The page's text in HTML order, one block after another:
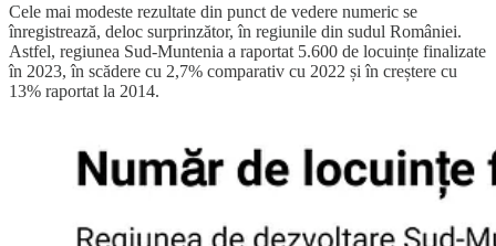
Cele mai modeste rezultate din punct de vedere numeric se
înregistrează, deloc surprinzător, în regiunile din sudul României.
Astfel, regiunea Sud-Muntenia a raportat 5.600 de locuințe finalizate
în 2023, în scădere cu 2,7% comparativ cu 2022 și în creștere cu
13% raportat la 2014.